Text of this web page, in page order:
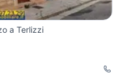
a Terlizzi